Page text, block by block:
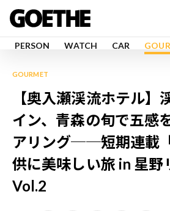
PERSON WATCH CAR
GOURMET
【奥入瀬渓流ホテル】
イン、青森の旬で五感
アリング──短期連載
供に美味しい旅 in 星野
Vol.2